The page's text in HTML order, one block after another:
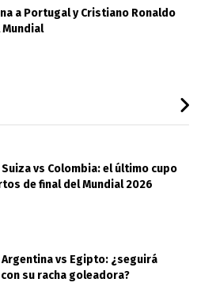
a Portugal y Cristiano Ronaldo
vs Colombia: el último cupo
de final del Mundial 2026
vs Egipto: ¿seguirá
su racha goleadora?